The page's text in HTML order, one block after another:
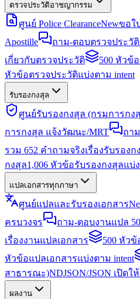
ตรวจประวัติอาชญากรรม
ศูนย์ Police ClearanceNewขอใ
Apostille
ถาม-ตอบตรวจประวัติ
เกี่ยวกับตรวจประวัติ
500 หัวข้
หัวข้อตรวจประวัติแบ่งตาม intent
รับรองกงสุล
ศูนย์รับรองกงสุล (กรมการกง
การกงสุล แจ้งวัฒนะ/MRT
ถา
รวม 652 คำถามจริงเรื่องรับรองก
กงสุล1,006 หัวข้อรับรองกงสุลแบ่
แปลเอกสารทุกภาษา
ศูนย์แปลและรับรองเอกสาร
ครบวงจร
ถาม-ตอบงานแปล
เรื่องงานแปลเอกสาร
500 หัว
หัวข้อแปลเอกสารแบ่งตาม intent
สาธารณะ)NDJSON/JSON เปิด
ผลงาน